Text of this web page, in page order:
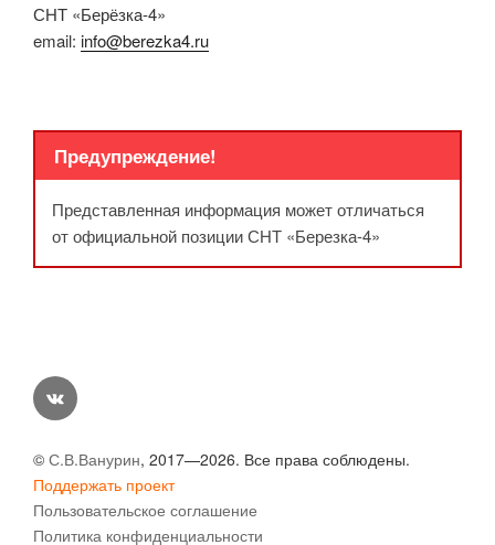
СНТ «Берёзка-4»
email: info@berezka4.ru
Предупреждение!
Представленная информация может отличаться
от официальной позиции СНТ «Березка-4»
vk
© С.В.Ванурин, 2017—2026. Все права соблюдены.
Поддержать проект
Пользовательское соглашение
Политика конфиденциальности